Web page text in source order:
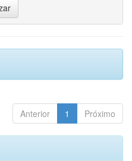
Anterior 1 Próximo